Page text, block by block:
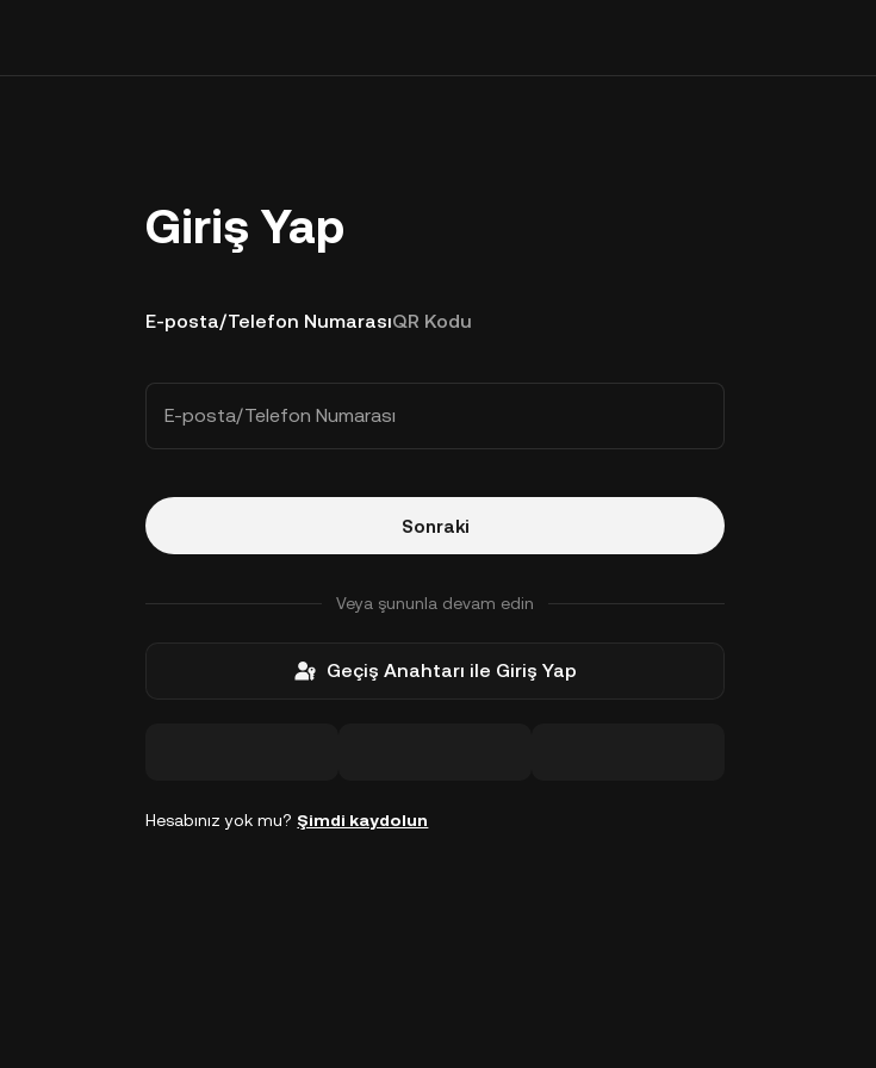
Giriş Yap
E-posta/Telefon NumarasıQR Kodu
E-posta/Telefon Numarası
Sonraki
Veya şununla devam edin
Geçiş Anahtarı ile Giriş Yap
Hesabınız yok mu? Şimdi kaydolun